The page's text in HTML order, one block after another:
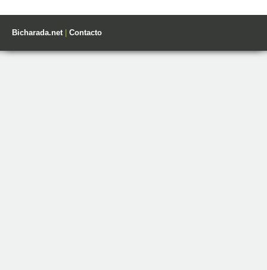
Bicharada.net| Contacto